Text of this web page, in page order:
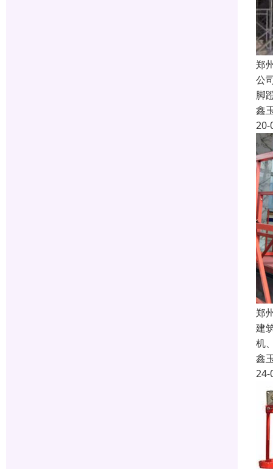
郑
公
脚
鑫
20-
郑
建
机
鑫
24-